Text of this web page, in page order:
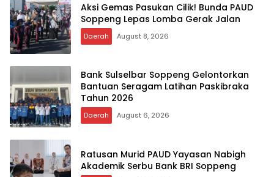
Aksi Gemas Pasukan Cilik! Bunda PAUD
Soppeng Lepas Lomba Gerak Jalan
Daerah August 8, 2026
Bank Sulselbar Soppeng Gelontorkan
Bantuan Seragam Latihan Paskibraka
Tahun 2026
Daerah August 6, 2026
Ratusan Murid PAUD Yayasan Nabigh
Akademik Serbu Bank BRI Soppeng